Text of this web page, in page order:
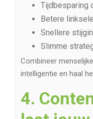
Tijdbesparing
Betere
Snellere
Slimme
Combineer
intelligentie en haal
4.